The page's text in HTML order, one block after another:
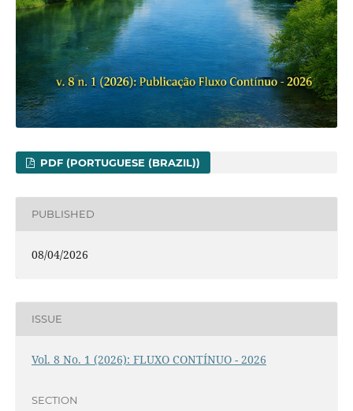
PDF (PORTUGUESE (BRAZIL))
PUBLISHED
08/04/2026
ISSUE
Vol. 8 No. 1 (2026): FLUXO CONTÍNUO - 2026
SECTION